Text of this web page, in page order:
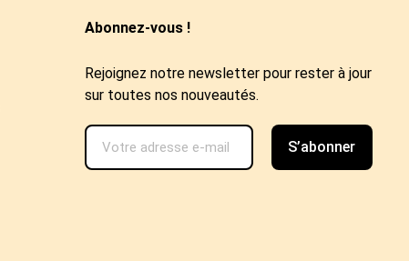
Abonnez-vous !
Rejoignez notre newsletter pour rester à jour
sur toutes nos nouveautés.
S’abonner